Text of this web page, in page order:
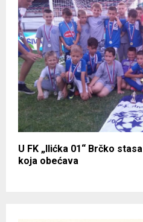
U FK „Ilićka 01“ Brčko
koja obećava